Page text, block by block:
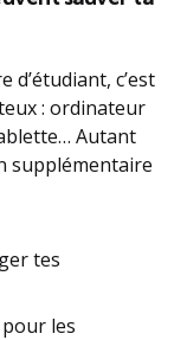
d’étudiant, c’est
: ordinateur
Autant
supplémentaire
tes
pour les